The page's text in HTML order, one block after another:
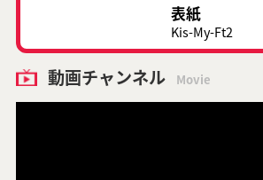
表紙
Kis-My-Ft2
動画チャンネル Movie